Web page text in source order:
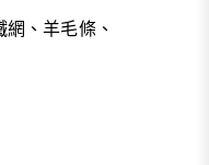
、羊毛條、